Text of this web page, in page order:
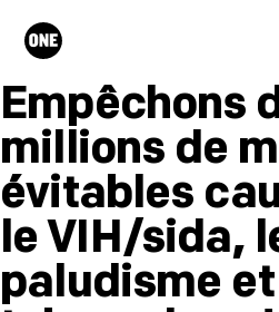
ONE.org
Empêchons
millions de
évitables
le VIH/sida,
paludisme